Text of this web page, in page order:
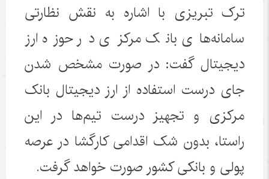
ترک تبریزی با اشاره به نقش نظارتی
سامانه‌های بانک مرکزی در حوزه ارز
دیجیتال گفت: در صورت مشخص شدن
جای درست استفاده از ارز دیجیتال بانک
مرکزی و تجهیز درست تیم‌ها در این
راستا، بدون شک اقدامی کارگشا در عرصه
پولی و بانکی کشور صورت خواهد گرفت.